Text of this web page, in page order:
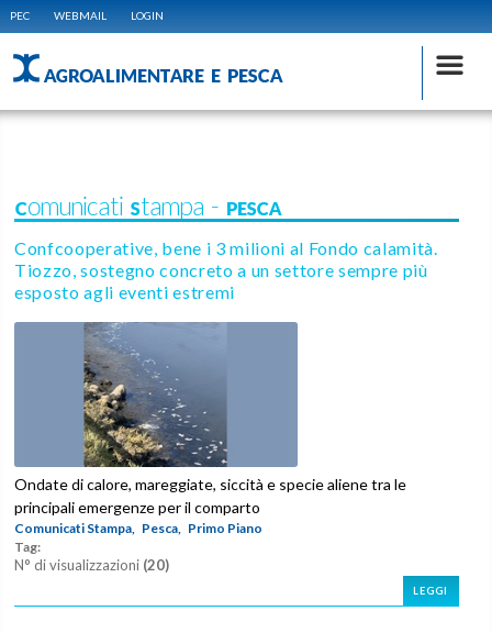
PEC WEBMAIL LOGIN
AGROALIMENTARE E PESCA
Comunicati Stampa - PESCA
Confcooperative, bene i 3 milioni al Fondo calamità.
Tiozzo, sostegno concreto a un settore sempre più
esposto agli eventi estremi
Ondate di calore, mareggiate, siccità e specie aliene tra le
principali emergenze per il comparto
Comunicati Stampa, Pesca, Primo Piano
Tag:
N° di visualizzazioni (20)
LEGGI